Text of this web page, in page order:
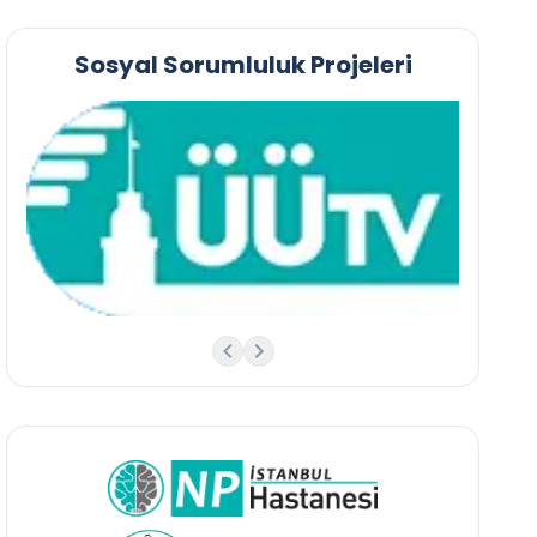
Sosyal Sorumluluk Projeleri